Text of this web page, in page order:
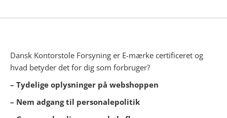
Dansk Kontorstole Forsyning er E-mærke certificeret og
hvad betyder det for dig som forbruger?
– Tydelige oplysninger på webshoppen
– Nem adgang til personalepolitik